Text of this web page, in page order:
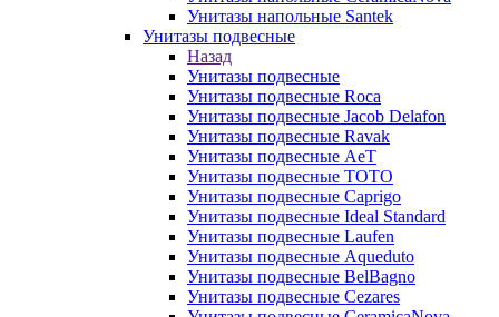
Унитазы напольные Santek
Унитазы подвесные
Назад
Унитазы подвесные
Унитазы подвесные Roca
Унитазы подвесные Jacob Delafon
Унитазы подвесные Ravak
Унитазы подвесные AeT
Унитазы подвесные TOTO
Унитазы подвесные Caprigo
Унитазы подвесные Ideal Standard
Унитазы подвесные Laufen
Унитазы подвесные Aqueduto
Унитазы подвесные BelBagno
Унитазы подвесные Cezares